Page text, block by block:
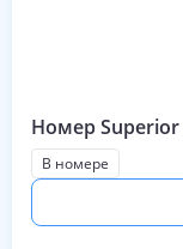
Номер
В номере